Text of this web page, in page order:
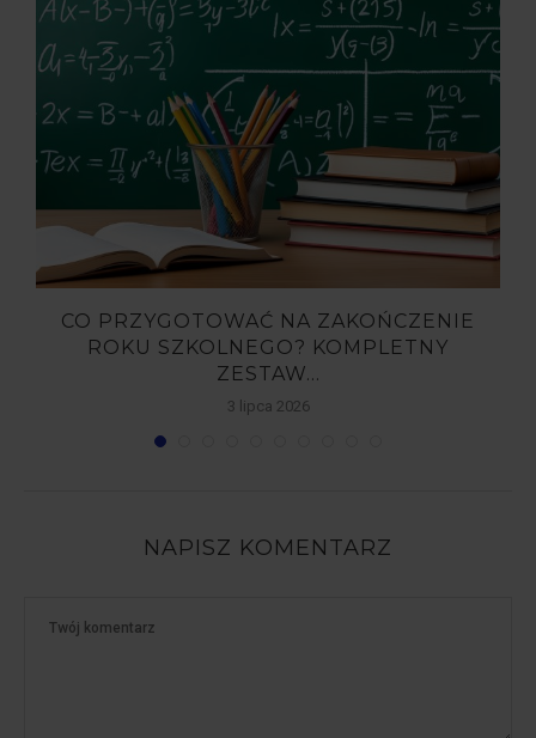
CO PRZYGOTOWAĆ NA ZAKOŃCZENIE
ROKU SZKOLNEGO? KOMPLETNY
ZESTAW...
3 lipca 2026
NAPISZ KOMENTARZ